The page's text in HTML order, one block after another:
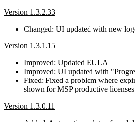
Version 1.3.2.33
Changed: UI updated with new
Version 1.3.1.15
Improved: Updated EULA
Improved: UI updated with
Fixed: Fixed a problem where
shown for MSP productive licenses
Version 1.3.0.11